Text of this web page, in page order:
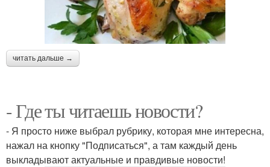
читать дальше →
- Где ты читаешь новости?
- Я просто ниже выбрал рубрику, которая мне интересна,
нажал на кнопку "Подписаться", а там каждый день
выкладывают актуальные и правдивые новости!